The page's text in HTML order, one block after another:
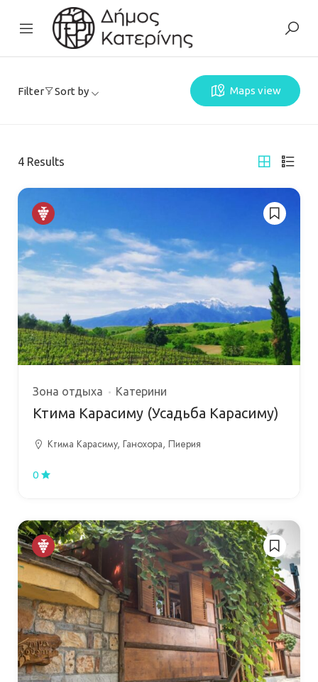
Filter Sort by Maps view
4 Results
Зона отдыха Катерини
Ктима Карасиму (Усадьба Карасиму)
Ктима Карасиму, Ганохора, Пиерия
0